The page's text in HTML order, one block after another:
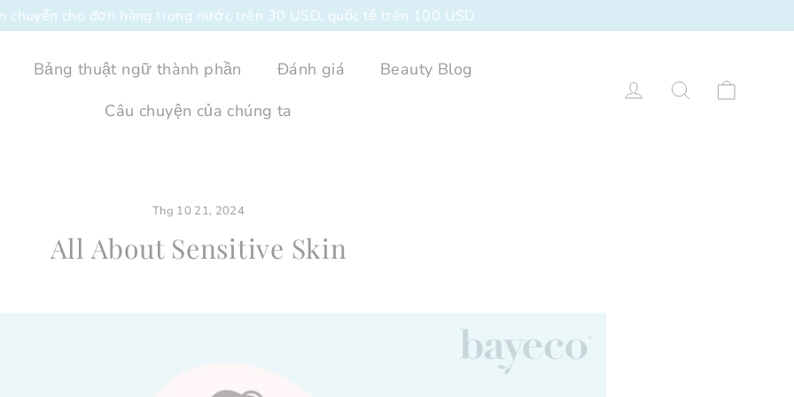
chuyển cho đơn hàng trong nước trên 30 USD, quốc tế trên 100 USD
Bảng thuật ngữ thành phần Đánh giá
Beauty Blog
Câu chuyện của chúng ta
Đăng nhập
Tìm kiếm
Thg 10 21, 2024
All About Sensitive Skin